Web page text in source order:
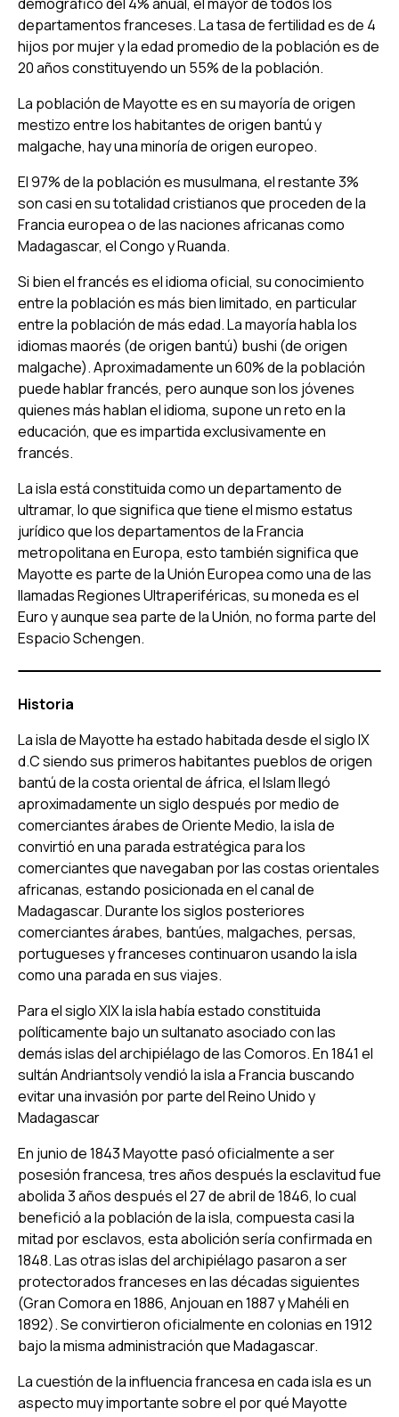
departamentos franceses. La tasa de fertilidad es de 4
hijos por mujer y la edad promedio de la población es de
20 años constituyendo un 55% de la población.
La población de Mayotte es en su mayoría de origen
mestizo entre los habitantes de origen bantú y
malgache, hay una minoría de origen europeo.
El 97% de la población es musulmana, el restante 3%
son casi en su totalidad cristianos que proceden de la
Francia europea o de las naciones africanas como
Madagascar, el Congo y Ruanda.
Si bien el francés es el idioma oficial, su conocimiento
entre la población es más bien limitado, en particular
entre la población de más edad. La mayoría habla los
idiomas maorés (de origen bantú) bushi (de origen
malgache). Aproximadamente un 60% de la población
puede hablar francés, pero aunque son los jóvenes
quienes más hablan el idioma, supone un reto en la
educación, que es impartida exclusivamente en
francés.
La isla está constituida como un departamento de
ultramar, lo que significa que tiene el mismo estatus
jurídico que los departamentos de la Francia
metropolitana en Europa, esto también significa que
Mayotte es parte de la Unión Europea como una de las
llamadas Regiones Ultraperiféricas, su moneda es el
Euro y aunque sea parte de la Unión, no forma parte del
Espacio Schengen.
Historia
La isla de Mayotte ha estado habitada desde el siglo IX
d.C siendo sus primeros habitantes pueblos de origen
bantú de la costa oriental de áfrica, el Islam llegó
aproximadamente un siglo después por medio de
comerciantes árabes de Oriente Medio, la isla de
convirtió en una parada estratégica para los
comerciantes que navegaban por las costas orientales
africanas, estando posicionada en el canal de
Madagascar. Durante los siglos posteriores
comerciantes árabes, bantúes, malgaches, persas,
portugueses y franceses continuaron usando la isla
como una parada en sus viajes.
Para el siglo XIX la isla había estado constituida
políticamente bajo un sultanato asociado con las
demás islas del archipiélago de las Comoros. En 1841 el
sultán Andriantsoly vendió la isla a Francia buscando
evitar una invasión por parte del Reino Unido y
Madagascar
En junio de 1843 Mayotte pasó oficialmente a ser
posesión francesa, tres años después la esclavitud fue
abolida 3 años después el 27 de abril de 1846, lo cual
benefició a la población de la isla, compuesta casi la
mitad por esclavos, esta abolición sería confirmada en
1848. Las otras islas del archipiélago pasaron a ser
protectorados franceses en las décadas siguientes
(Gran Comora en 1886, Anjouan en 1887 y Mahéli en
1892). Se convirtieron oficialmente en colonias en 1912
bajo la misma administración que Madagascar.
La cuestión de la influencia francesa en cada isla es un
aspecto muy importante sobre el por qué Mayotte